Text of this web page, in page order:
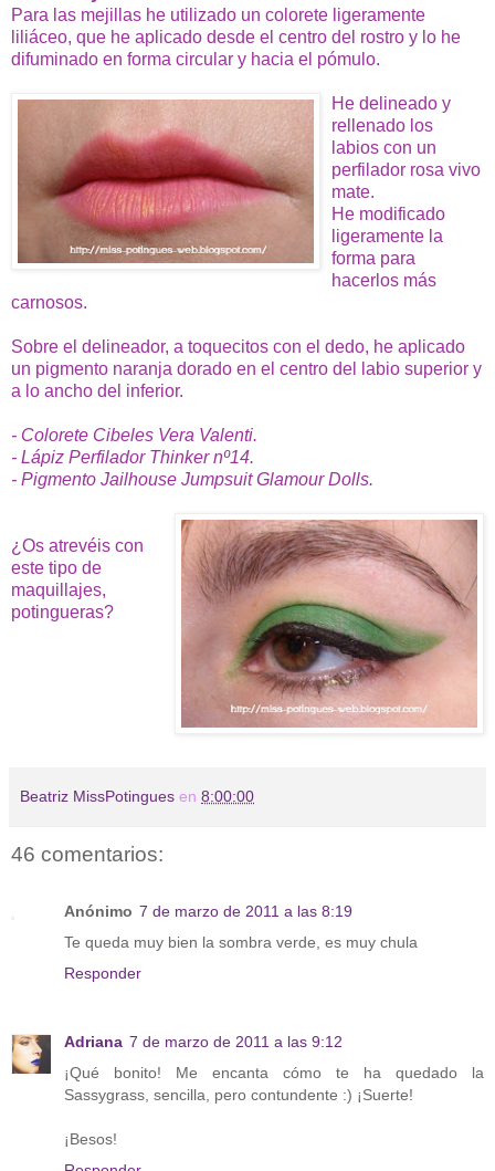
Para las mejillas he utilizado un colorete ligeramente
liliáceo, que he aplicado desde el centro del rostro y lo he
difuminado en forma circular y hacia el pómulo.
He delineado y
rellenado los
labios con un
perfilador rosa vivo
mate.
He modificado
ligeramente la
forma para
hacerlos más
carnosos.
Sobre el delineador, a toquecitos con el dedo, he aplicado
un pigmento naranja dorado en el centro del labio superior y
a lo ancho del inferior.
- Colorete Cibeles Vera Valenti.
- Lápiz Perfilador Thinker nº14.
- Pigmento Jailhouse Jumpsuit Glamour Dolls.
¿Os atrevéis con
este tipo de
maquillajes,
potingueras?
Beatriz MissPotingues en 8:00:00
46 comentarios:
Anónimo 7 de marzo de 2011 a las 8:19
Te queda muy bien la sombra verde, es muy chula
Responder
Adriana 7 de marzo de 2011 a las 9:12
¡Qué bonito! Me encanta cómo te ha quedado la
Sassygrass, sencilla, pero contundente :) ¡Suerte!
¡Besos!